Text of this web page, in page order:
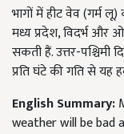
भागों में हीट वेव (गर्म
मध्य प्रदेश, विदर्भ और
सकती हैं. उत्तर-
प्रति घंटे की गति से यह
English Summary:
weather will be bad